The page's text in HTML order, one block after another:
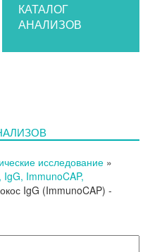
КАТАЛОГ
АНАЛИЗОВ
исследование »
ImmunoCAP,
IgG (ImmunoCAP) -